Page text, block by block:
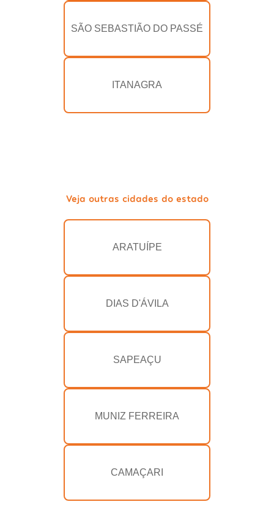
SÃO SEBASTIÃO DO PASSÉ
ITANAGRA
Veja outras cidades do estado
ARATUÍPE
DIAS D'ÁVILA
SAPEAÇU
MUNIZ FERREIRA
CAMAÇARI